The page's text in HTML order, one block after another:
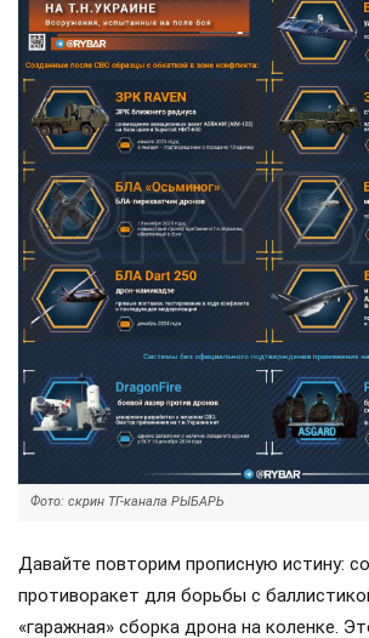
Фото: скрин ТГ-канала РЫБАРЬ
Давайте повторим прописную истину:
противоракет для борьбы с
«гаражная» сборка дрона на коленке.